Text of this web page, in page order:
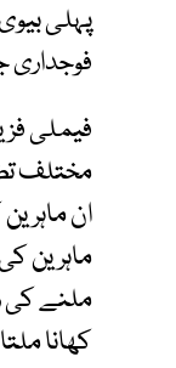
پہلی
فوجداری
فیملی
مختلف
ماہرین
ملنے کی
کھانا